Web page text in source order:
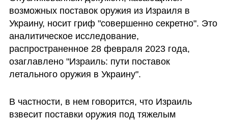
возможных поставок оружия из Израиля в
Украину, носит гриф "совершенно секретно". Это
аналитическое исследование,
распространенное 28 февраля 2023 года,
озаглавлено "Израиль: пути поставок
летального оружия в Украину".
В частности, в нем говорится, что Израиль
взвесит поставки оружия под тяжелым